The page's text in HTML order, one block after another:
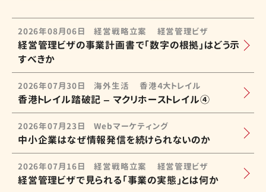
2026年08月06日 経営戦略立案 経営管理ビザ
経営管理ビザの事業計画書で「数字の根拠」はどう示
すべきか
2026年07月30日 海外生活 香港４大トレイル
香港トレイル踏破記 – マクリホーストレイル④
2026年07月23日 Webマーケティング
中小企業はなぜ情報発信を続けられないのか
2026年07月16日 経営戦略立案 経営管理ビザ
経営管理ビザで見られる「事業の実態」とは何か